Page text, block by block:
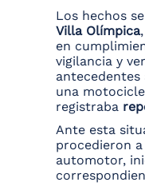
Los hechos
Villa Olímpica
en
vigilancia y
una
registraba
Ante esta
procedieron
automotor,